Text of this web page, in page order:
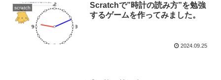
scratch
Scratchで”時計の読み方”を勉強
するゲームを作ってみました。
2024.09.25